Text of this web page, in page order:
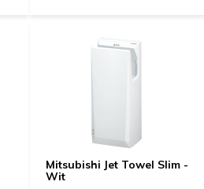
Mitsubishi Jet Towel Slim -
Wit